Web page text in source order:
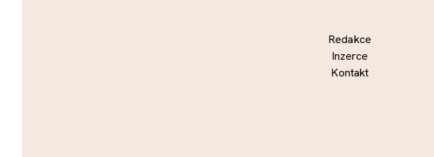
Redakce
Inzerce
Kontakt